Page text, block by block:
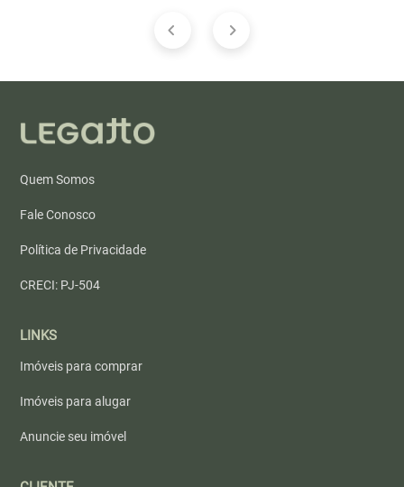
Quem Somos
Fale Conosco
Política de Privacidade
CRECI: PJ-504
LINKS
Imóveis para comprar
Imóveis para alugar
Anuncie seu imóvel